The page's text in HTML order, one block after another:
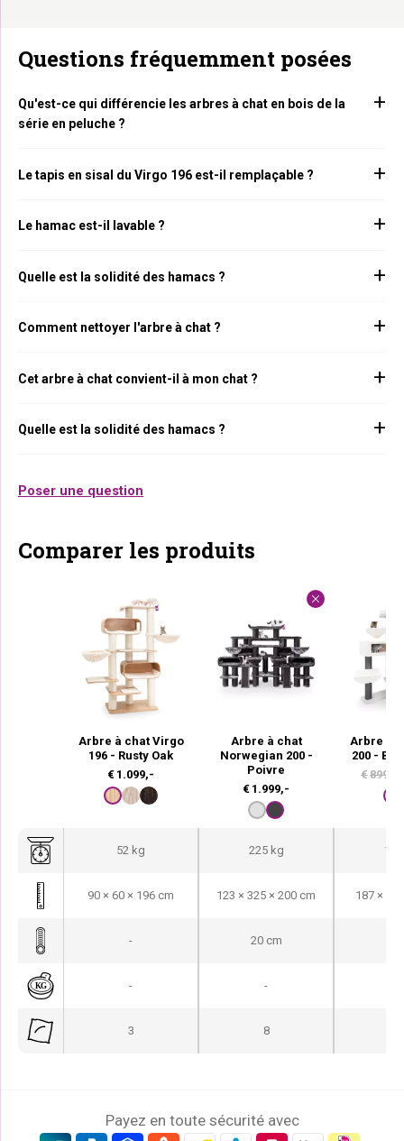
Questions fréquemment posées
Qu'est-ce qui différencie les arbres à chat en bois de la
série en peluche ?
Le tapis en sisal du Virgo 196 est-il remplaçable ?
Le hamac est-il lavable ?
Quelle est la solidité des hamacs ?
Comment nettoyer l'arbre à chat ?
Cet arbre à chat convient-il à mon chat ?
Quelle est la solidité des hamacs ?
Poser une question
Comparer les produits
Arbre à chat Virgo
196 - Rusty Oak
€ 1.099,-
Arbre à chat
Norwegian 200 -
Poivre
€ 1.999,-
Arbre à
200 -
€899,-
52 kg 225 kg
90 × 60 × 196 cm 123 × 325 × 200 cm 187 × 82
- 20 cm
- -
3 8
Payez en toute sécurité avec